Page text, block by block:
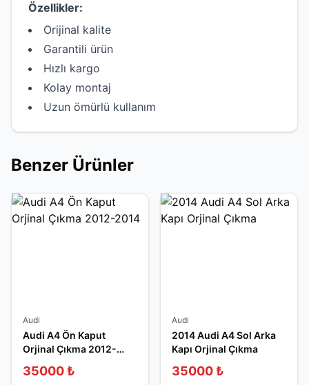
Özellikler:
Orijinal kalite
Garantili ürün
Hızlı kargo
Kolay montaj
Uzun ömürlü kullanım
Benzer Ürünler
Audi
Audi A4 Ön Kaput
Orjinal Çıkma 2012-
35000 ₺
Audi
2014 Audi A4 Sol Arka
Kapı Orjinal Çıkma
35000 ₺